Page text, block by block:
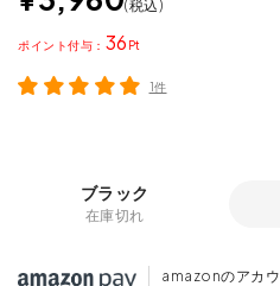
税込
36
ポイント
1件
ブラック
在庫切れ
amazonのアカウ